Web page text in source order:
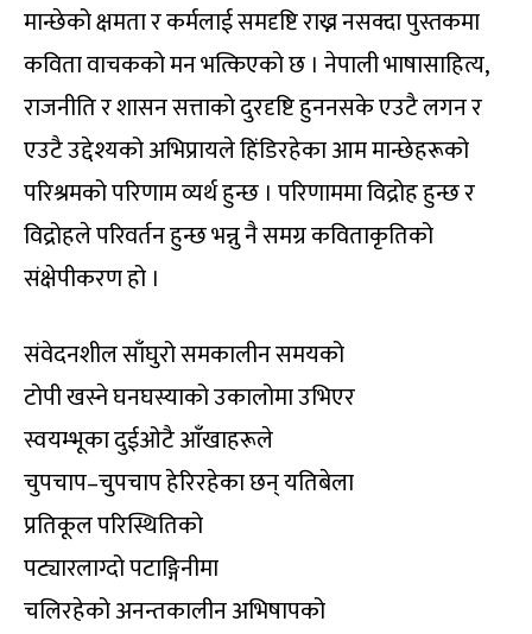
मान्छेको क्षमता र कर्मलाई समदृष्टि राख्न नसक्दा पुस्तकमा
कविता वाचकको मन भत्किएको छ । नेपाली भाषासाहित्य,
राजनीति र शासन सत्ताको दुरदृष्टि हुननसके एउटै लगन र
एउटै उद्देश्यको अभिप्रायले हिंडिरहेका आम मान्छेहरूको
परिश्रमको परिणाम व्यर्थ हुन्छ । परिणाममा विद्रोह हुन्छ र
विद्रोहले परिवर्तन हुन्छ भन्नु नै समग्र कविताकृतिको
संक्षेपीकरण हो ।
संवेदनशील साँघुरो समकालीन समयको
टोपी खस्ने घनघस्याको उकालोमा उभिएर
स्वयम्भूका दुईओटै आँखाहरूले
चुपचाप–चुपचाप हेरिरहेका छन् यतिबेला
प्रतिकूल परिस्थितिको
पट्यारलाग्दो पटाङ्गिनीमा
चलिरहेको अनन्तकालीन अभिषापको